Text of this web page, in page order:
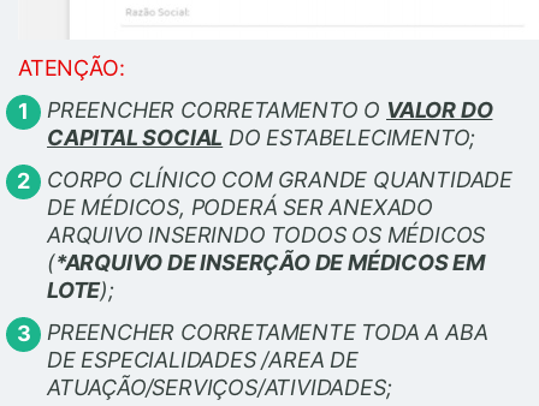
ATENÇÃO:
PREENCHER CORRETAMENTO O VALOR DO
CAPITAL SOCIAL DO ESTABELECIMENTO;
CORPO CLÍNICO COM GRANDE QUANTIDADE
DE MÉDICOS, PODERÁ SER ANEXADO
ARQUIVO INSERINDO TODOS OS MÉDICOS
(*ARQUIVO DE INSERÇÃO DE MÉDICOS EM
LOTE);
PREENCHER CORRETAMENTE TODA A ABA
DE ESPECIALIDADES /AREA DE
ATUAÇÃO/SERVIÇOS/ATIVIDADES;